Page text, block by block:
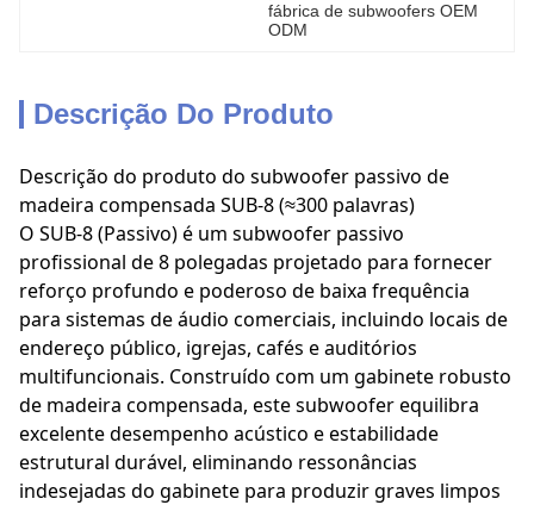
fábrica de subwoofers OEM
ODM
Descrição Do Produto
Descrição do produto do subwoofer passivo de
madeira compensada SUB-8 (≈300 palavras)
O SUB-8 (Passivo) é um subwoofer passivo
profissional de 8 polegadas projetado para fornecer
reforço profundo e poderoso de baixa frequência
para sistemas de áudio comerciais, incluindo locais de
endereço público, igrejas, cafés e auditórios
multifuncionais. Construído com um gabinete robusto
de madeira compensada, este subwoofer equilibra
excelente desempenho acústico e estabilidade
estrutural durável, eliminando ressonâncias
indesejadas do gabinete para produzir graves limpos